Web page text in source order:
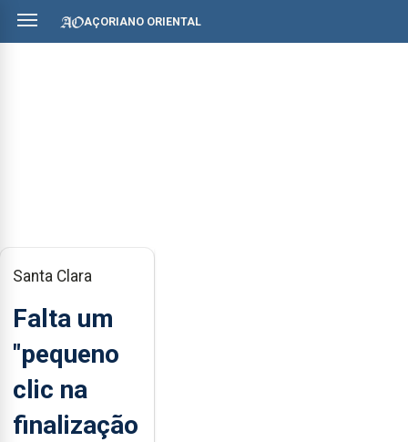
AÇORIANO ORIENTAL
Santa Clara
Falta um
"pequeno
clic na
finalização